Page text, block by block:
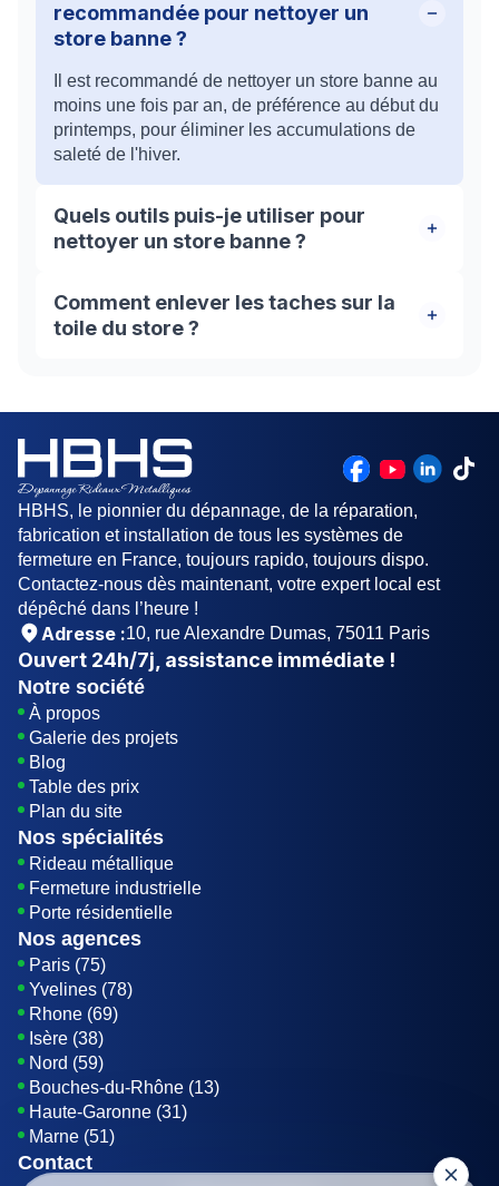
recommandée pour nettoyer un
store banne ?
Il est recommandé de nettoyer un store banne au
moins une fois par an, de préférence au début du
printemps, pour éliminer les accumulations de
saleté de l'hiver.
Quels outils puis-je utiliser pour
nettoyer un store banne ?
Vous pouvez utiliser une brosse à poils doux, un
balai télescopique, un chiffon doux, une éponge
Comment enlever les taches sur la
toile du store ?
sur la tache, frottez délicatement avec une brosse
à poils doux, puis rincez abondamment à l'eau
claire.
HBHS, le pionnier du dépannage, de la réparation,
fabrication et installation de tous les systèmes de
fermeture en France, toujours rapido, toujours dispo.
Contactez-nous dès maintenant, votre expert local est
dépêché dans l’heure !
Adresse :10, rue Alexandre Dumas, 75011 Paris
Ouvert 24h/7j , assistance immédiate !
Notre société
À propos
Galerie des projets
Blog
Table des prix
Plan du site
Nos spécialités
Rideau métallique
Fermeture industrielle
Porte résidentielle
Nos agences
Paris (75)
Yvelines (78)
Rhone (69)
Isère (38)
Nord (59)
Bouches-du-Rhône (13)
Haute-Garonne (31)
Marne (51)
Contact